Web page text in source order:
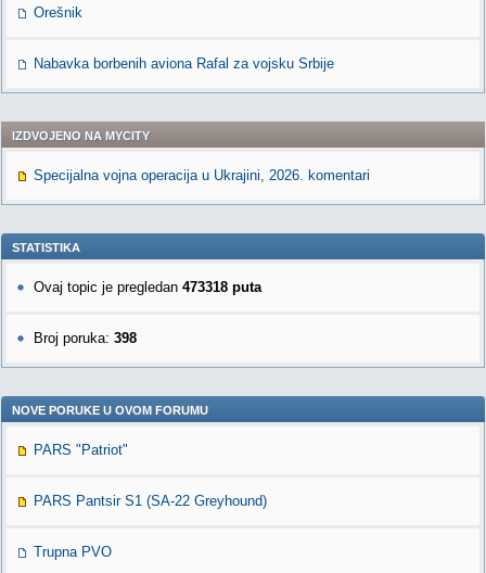
Orešnik
Nabavka borbenih aviona Rafal za vojsku Srbije
IZDVOJENO NA MYCITY
Specijalna vojna operacija u Ukrajini, 2026. komentari
STATISTIKA
Ovaj topic je pregledan 473318 puta
Broj poruka: 398
NOVE PORUKE U OVOM FORUMU
PARS "Patriot"
PARS Pantsir S1 (SA-22 Greyhound)
Trupna PVO